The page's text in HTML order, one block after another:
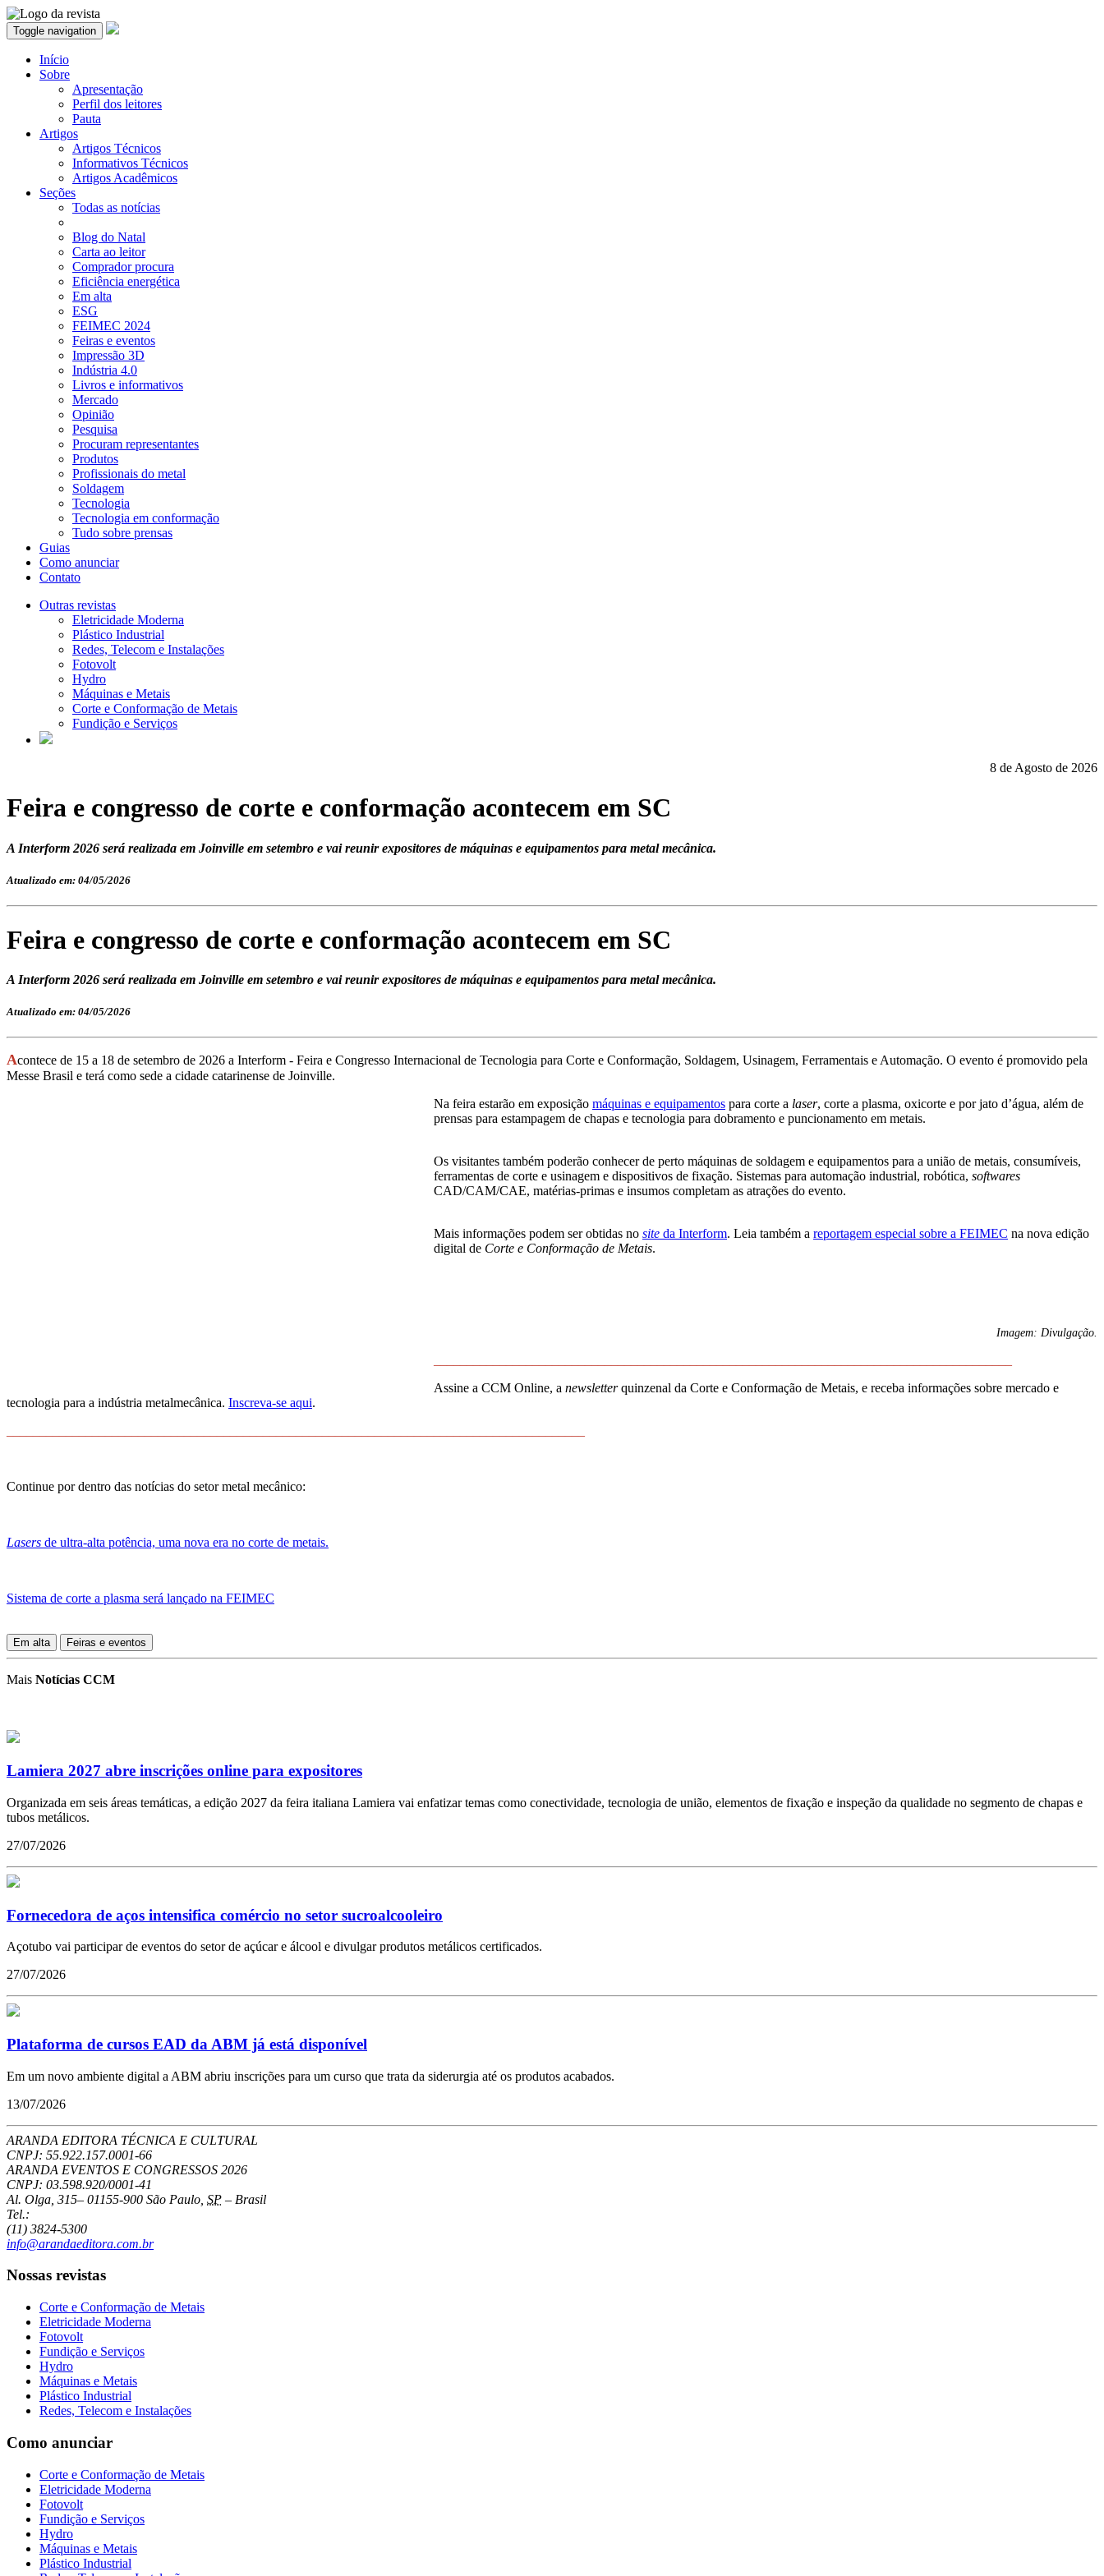
Toggle navigation
Início
Sobre
Apresentação
Perfil dos leitores
Pauta
Artigos
Artigos Técnicos
Informativos Técnicos
Artigos Acadêmicos
Seções
Todas as notícias
Blog do Natal
Carta ao leitor
Comprador procura
Eficiência energética
Em alta
ESG
FEIMEC 2024
Feiras e eventos
Impressão 3D
Indústria 4.0
Livros e informativos
Mercado
Opinião
Pesquisa
Procuram representantes
Produtos
Profissionais do metal
Soldagem
Tecnologia
Tecnologia em conformação
Tudo sobre prensas
Guias
Como anunciar
Contato
Outras revistas
Eletricidade Moderna
Plástico Industrial
Redes, Telecom e Instalações
Fotovolt
Hydro
Máquinas e Metais
Corte e Conformação de Metais
Fundição e Serviços
8 de Agosto de 2026
Feira e congresso de corte e conformação acontecem em SC
A Interform 2026 será realizada em Joinville em setembro e vai reunir expositores de máquinas e equipamentos para metal mecânica.
Atualizado em: 04/05/2026
Feira e congresso de corte e conformação acontecem em SC
A Interform 2026 será realizada em Joinville em setembro e vai reunir expositores de máquinas e equipamentos para metal mecânica.
Atualizado em: 04/05/2026
Acontece de 15 a 18 de setembro de 2026 a Interform - Feira e Congresso Internacional de Tecnologia para Corte e Conformação, Soldagem, Usinagem, Ferramentais e Automação. O evento é promovido pela
Messe Brasil e terá como sede a cidade catarinense de Joinville.
Na feira estarão em exposição máquinas e equipamentos para corte a laser, corte a plasma, oxicorte e por jato d’água, além de
prensas para estampagem de chapas e tecnologia para dobramento e puncionamento em metais.
Os visitantes também poderão conhecer de perto máquinas de soldagem e equipamentos para a união de metais, consumíveis,
ferramentas de corte e usinagem e dispositivos de fixação. Sistemas para automação industrial, robótica, softwares
CAD/CAM/CAE, matérias-primas e insumos completam as atrações do evento.
Mais informações podem ser obtidas no site da Interform. Leia também a reportagem especial sobre a FEIMEC na nova edição
digital de Corte e Conformação de Metais.
Imagem: Divulgação.
Assine a CCM Online, a newsletterquinzenal da Corte e Conformação de Metais, e receba informações sobre mercado e
tecnologia para a indústria metalmecânica. Inscreva-se aqui.
Continue por dentro das notícias do setor metal mecânico:
Lasers de ultra-alta potência, uma nova era no corte de metais.
Sistema de corte a plasma será lançado na FEIMEC
Em alta Feiras e eventos
Mais Notícias CCM
Lamiera 2027 abre inscrições online para expositores
Organizada em seis áreas temáticas, a edição 2027 da feira italiana Lamiera vai enfatizar temas como conectividade, tecnologia de união, elementos de fixação e inspeção da qualidade no segmento de chapas e
tubos metálicos.
27/07/2026
Fornecedora de aços intensifica comércio no setor sucroalcooleiro
Açotubo vai participar de eventos do setor de açúcar e álcool e divulgar produtos metálicos certificados.
27/07/2026
Plataforma de cursos EAD da ABM já está disponível
Em um novo ambiente digital a ABM abriu inscrições para um curso que trata da siderurgia até os produtos acabados.
13/07/2026
ARANDA EDITORA TÉCNICA E CULTURAL
CNPJ: 55.922.157.0001-66
ARANDA EVENTOS E CONGRESSOS 2026
CNPJ: 03.598.920/0001-41
Al. Olga, 315– 01155-900 São Paulo SP – Brasil
Tel.:
(11) 3824-5300
info@arandaeditora.com.br
Nossas revistas
Corte e Conformação de Metais
Eletricidade Moderna
Fotovolt
Fundição e Serviços
Hydro
Máquinas e Metais
Plástico Industrial
Redes, Telecom e Instalações
Como anunciar
Corte e Conformação de Metais
Eletricidade Moderna
Fotovolt
Fundição e Serviços
Hydro
Máquinas e Metais
Plástico Industrial